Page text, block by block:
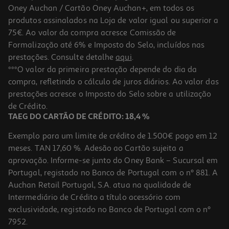
4.4 (105)
Auriculares Tws Jbl Soundgear Sense Branco
149.99 €/un
149,99 €
Oney Auchan / Cartão Oney Auchan+, em todos os
produtos assinalados na Loja de valor igual ou superior a
75€. Ao valor da compra acresce Comissão de
Formalização até 6% e Imposto do Selo, incluídos nas
prestações. Consulte detalhe aqui.
***O valor da primeira prestação depende do dia da
compra, refletindo o cálculo de juros diários. Ao valor das
prestações acresce o Imposto do Selo sobre a utilização
de Crédito.
TAEG DO CARTÃO DE CRÉDITO: 18,4 %
Exemplo para um limite de crédito de 1.500€ pago em 12
meses. TAN 17,60 %. Adesão ao Cartão sujeita a
aprovação. Informe-se junto do Oney Bank – Sucursal em
Portugal, registado no Banco de Portugal com o nº 881. A
Auchan Retail Portugal, S.A. atua na qualidade de
Intermediário de Crédito a título acessório com
exclusividade, registado no Banco de Portugal com o nº
7952.